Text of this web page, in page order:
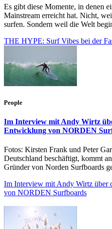
Es gibt diese Momente, in denen
Mainstream erreicht hat. Nicht,
surfen. Sondern weil die Welt
THE HYPE: Surf Vibes bei der
People
Im Interview mit Andy Wirtz
Entwicklung von NORDEN
Fotos: Kirsten Frank und Peter
Deutschland beschäftigt, kommt
Gründer von Norden Surfboards
Im Interview mit Andy Wirtz über
von NORDEN Surfboards